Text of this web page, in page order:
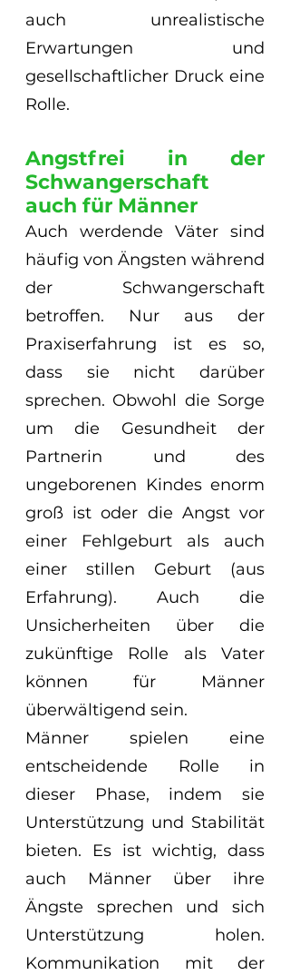
auch unrealistische
Erwartungen und
gesellschaftlicher Druck eine
Rolle.
Angstfrei in der
Schwangerschaft
auch für Männer
Auch werdende Väter sind
häufig von Ängsten während
der Schwangerschaft
betroffen. Nur aus der
Praxiserfahrung ist es so,
dass sie nicht darüber
sprechen. Obwohl die Sorge
um die Gesundheit der
Partnerin und des
ungeborenen Kindes enorm
groß ist oder die Angst vor
einer Fehlgeburt als auch
einer stillen Geburt (aus
Erfahrung). Auch die
Unsicherheiten über die
zukünftige Rolle als Vater
können für Männer
überwältigend sein.
Männer spielen eine
entscheidende Rolle in
dieser Phase, indem sie
Unterstützung und Stabilität
bieten. Es ist wichtig, dass
auch Männer über ihre
Ängste sprechen und sich
Unterstützung holen.
Kommunikation mit der